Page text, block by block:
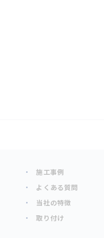
施工事例
よくある質問
当社の特徴
取り付け